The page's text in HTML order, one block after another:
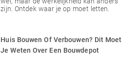
zijn. Ontdek waar je op moet letten.
Huis Bouwen Of Verbouwen? Dit Moet
Je Weten Over Een Bouwdepot